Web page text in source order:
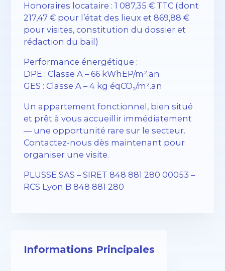
Honoraires locataire : 1 087,35 € TTC (dont
217,47 € pour l’état des lieux et 869,88 €
pour visites, constitution du dossier et
rédaction du bail)
Performance énergétique :
DPE : Classe A – 66 kWhEP/m².an
GES : Classe A – 4 kg éqCO₂/m².an
Un appartement fonctionnel, bien situé
et prêt à vous accueillir immédiatement
— une opportunité rare sur le secteur.
Contactez-nous dès maintenant pour
organiser une visite.
PLUSSE SAS – SIRET 848 881 280 00053 –
RCS Lyon B 848 881 280
Informations Principales